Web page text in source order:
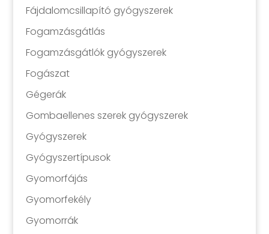
Fájdalomcsillapító gyógyszerek
Fogamzásgátlás
Fogamzásgátlók gyógyszerek
Fogászat
Gégerák
Gombaellenes szerek gyógyszerek
Gyógyszerek
Gyógyszertípusok
Gyomorfájás
Gyomorfekély
Gyomorrák